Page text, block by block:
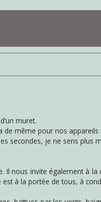
muret.
même pour nos appareils
secondes, je ne sens plus
Il nous invite également à
est à la portée de tous, à